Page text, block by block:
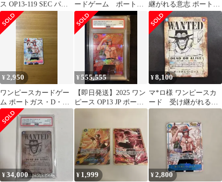
ス OP13-119 SEC パラ
レル 受け継がれる意志
ードゲーム ポートガ
ス・D・エース SECパ
ラレル
継がれる意志 ポートガ
ス・D・エースSEC
¥ 2,950
ワンピースカードゲー
ム ポートガス・D・エ
ース パラレル
¥555,555
【即日発送】2025 ワン
ピース OP13 JP ポート
ガス・D・エース
¥8,100
マ*ロ様 ワンピースカ
ード 受け継がれる意
志 ポートガス・D・
¥34,000 ¥ 1,999 ¥2,800